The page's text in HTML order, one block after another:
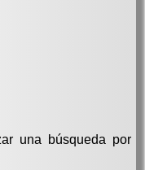
una búsqueda por